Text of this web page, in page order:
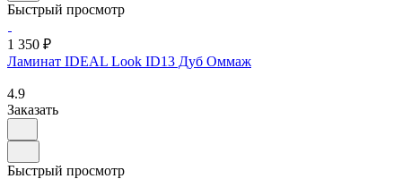
Быстрый просмотр
1 350 ₽
Ламинат IDEAL Look ID13 Дуб Оммаж
4.9
Заказать
Быстрый просмотр